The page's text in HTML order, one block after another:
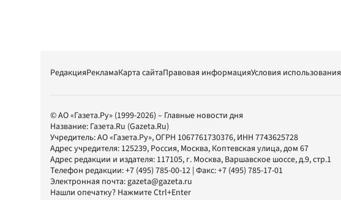
РедакцияРекламаКарта сайтаПравовая информацияУсловия использования
© АО «Газета.Ру» (1999-2026) – Главные новости дня
Название: Газета.Ru (Gazeta.Ru)
Учредитель:АО «Газета.Ру», ОГРН 1067761730376, ИНН 7743625728
Адрес учредителя: 125239, Россия, Москва, Коптевская улица, дом 67
Адрес редакции и издателя: 117105, г. Москва, Варшавское шоссе, д.9, стр.1
Телефон редакции:+7 (495) 785-00-12 | Факс:+7 (495) 785-17-01
Электронная почта:gazeta@gazeta.ru
Нашли опечатку? Нажмите Ctrl+Enter